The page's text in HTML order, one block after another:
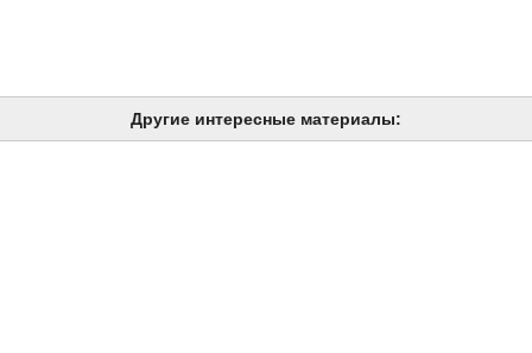
Другие интересные материалы: